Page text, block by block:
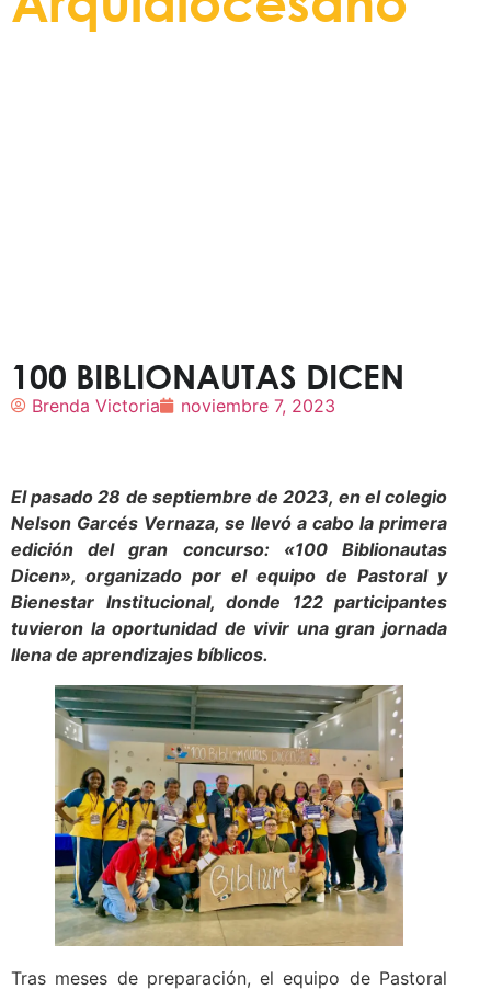
100 BIBLIONAUTAS DICEN
Brenda Victoria noviembre 7, 2023
El pasado 28 de septiembre de 2023, en el colegio
Nelson Garcés Vernaza, se llevó a cabo la primera
edición del gran concurso: «100 Biblionautas
Dicen», organizado por el equipo de Pastoral y
Bienestar Institucional, donde 122 participantes
tuvieron la oportunidad de vivir una gran jornada
llena de aprendizajes bíblicos.
Tras meses de preparación, el equipo de Pastoral